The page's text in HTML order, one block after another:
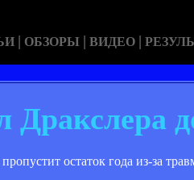
| ОБЗОРЫ | ВИДЕО |
остаток года из-за